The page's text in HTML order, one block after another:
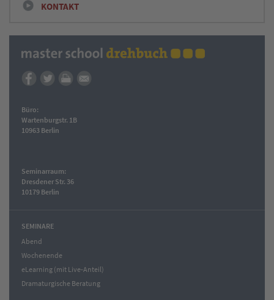
KONTAKT
Büro:
Wartenburgstr. 1B
10963 Berlin
Seminarraum:
Dresdener Str. 36
10179 Berlin
SEMINARE
Abend
Wochenende
eLearning (mit Live-Anteil)
Dramaturgische Beratung